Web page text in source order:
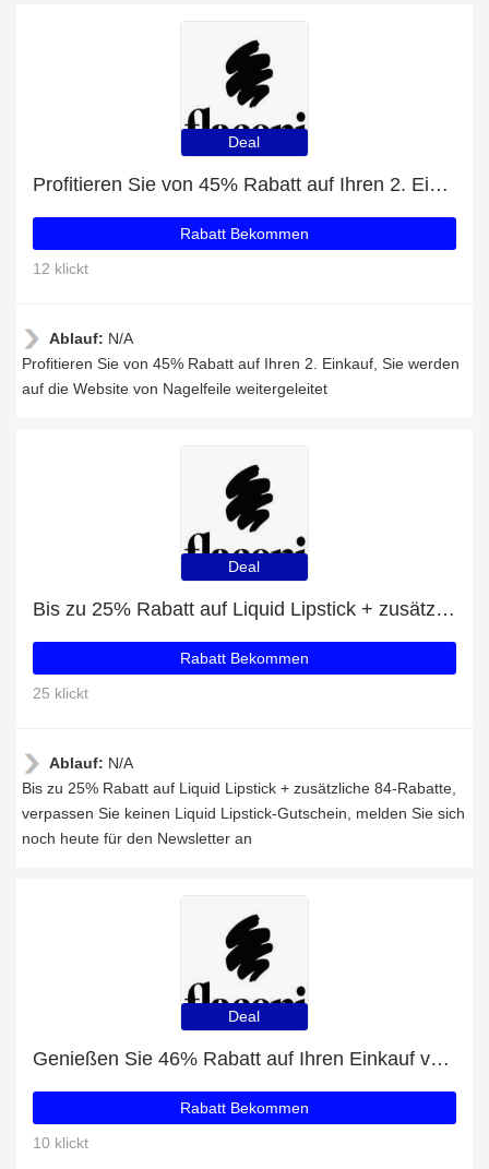
Deal
Profitieren Sie von 45% Rabatt auf Ihren 2. Einkauf
Rabatt Bekommen
12 klickt
Ablauf: N/A
Profitieren Sie von 45% Rabatt auf Ihren 2. Einkauf, Sie werden
auf die Website von Nagelfeile weitergeleitet
Deal
Bis zu 25% Rabatt auf Liquid Lipstick + zusätzliche 84-Rabatte
Rabatt Bekommen
25 klickt
Ablauf: N/A
Bis zu 25% Rabatt auf Liquid Lipstick + zusätzliche 84-Rabatte,
verpassen Sie keinen Liquid Lipstick-Gutschein, melden Sie sich
noch heute für den Newsletter an
Deal
Genießen Sie 46% Rabatt auf Ihren Einkauf von Künstliche Wimpern, ausschließlich online
Rabatt Bekommen
10 klickt